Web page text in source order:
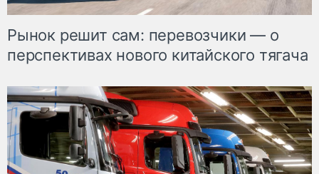
Рынок решит сам: перевозчики — о
перспективах нового китайского тягача